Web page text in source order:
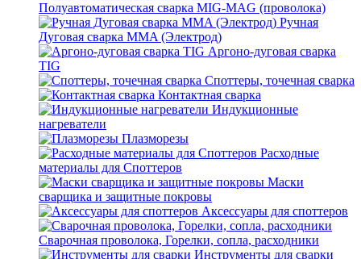
Полуавтоматическая сварка MIG-MAG (проволока)
Ручная
Дуговая сварка MMA (Электрод)
Аргоно-дуговая сварка
TIG
Споттеры, точечная сварка
Контактная сварка
Индукционные
нагреватели
Плазморезы
Расходные
материалы для Споттеров
Маски
сварщика и защитные покровы
Аксессуары для споттеров
Сварочная проволока, Горелки, сопла, расходники
Инструменты для сварки